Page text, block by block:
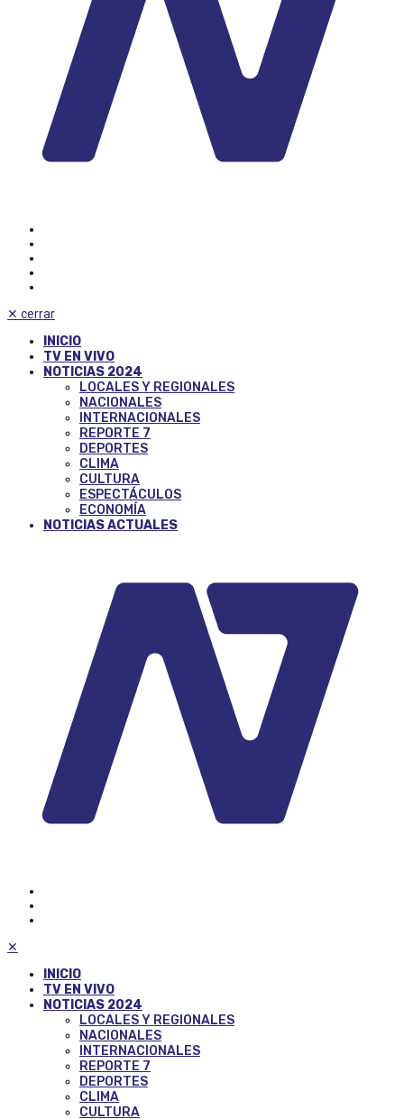
✕ cerrar
INICIO
TV EN VIVO
NOTICIAS 2024
LOCALES Y REGIONALES
NACIONALES
INTERNACIONALES
REPORTE 7
DEPORTES
CLIMA
CULTURA
ESPECTÁCULOS
ECONOMÍA
NOTICIAS ACTUALES
✕
INICIO
TV EN VIVO
NOTICIAS 2024
LOCALES Y REGIONALES
NACIONALES
INTERNACIONALES
REPORTE 7
DEPORTES
CLIMA
CULTURA